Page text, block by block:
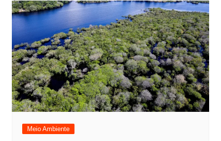
Meio Ambiente